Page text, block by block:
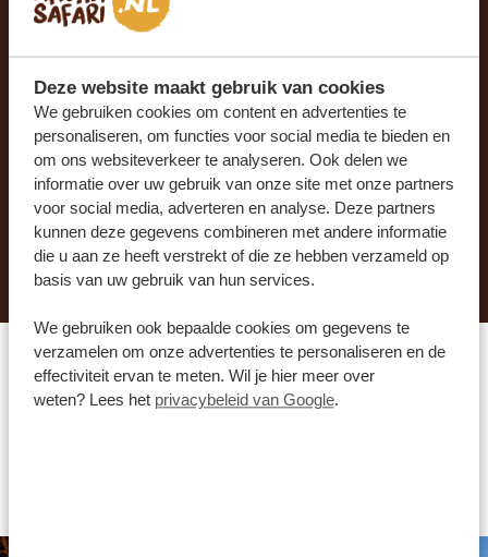
Deze website maakt gebruik van cookies
We gebruiken cookies om content en advertenties te
personaliseren, om functies voor social media te bieden en
om ons websiteverkeer te analyseren. Ook delen we
informatie over uw gebruik van onze site met onze partners
voor social media, adverteren en analyse. Deze partners
kunnen deze gegevens combineren met andere informatie
die u aan ze heeft verstrekt of die ze hebben verzameld op
basis van uw gebruik van hun services.
We gebruiken ook bepaalde cookies om gegevens te
verzamelen om onze advertenties te personaliseren en de
effectiviteit ervan te meten. Wil je hier meer over
weten? Lees het privacybeleid van Google.
Bij Afrika Safari kun je jouw reis op maat
aanpasbaar aan jouw voorkeuren en onze
specialisten werken met jou samen om jouw
droomreis samen te stellen!
VRAAG DEZE REIS NU AAN
Welk type accommodatie